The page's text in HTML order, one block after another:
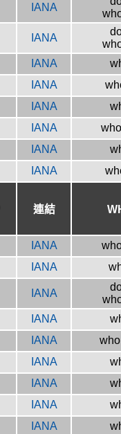
IANA
IANA
IANA
IANA
IANA
IANA
IANA
IANA
連結
IANA
IANA
IANA
IANA
IANA
IANA
IANA
IANA
IANA